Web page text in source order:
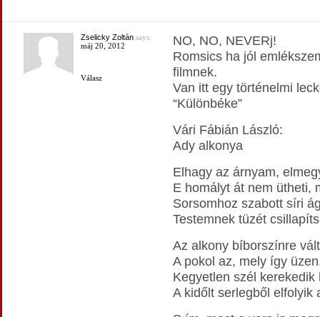
Zselicky Zoltánsays:
máj 20, 2012
Válasz
NO, NO, NEVERj!
Romsics ha jól
filmnek.
Van itt egy történelmi
“Különbéke”
Vári Fábián László:
Ady alkonya
Elhagy az árnyam,
E homályt át nem ütheti,
Sorsomhoz szabott síri
Testemnek tüzét
Az alkony bíborszínre
A pokol az, mely így
Kegyetlen szél kerekedik
A kidőlt serlegből elfolyik